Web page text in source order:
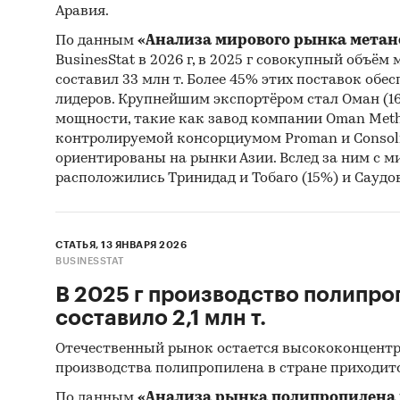
Россия,
При
Аравия.
По данным «Анализа мирового рынка
BusinesStat в 2026 г, в 2025 г совокупный объём
составил 33 млн т. Более 45% этих поставок
лидеров. Крупнейшим экспортёром стал Оман
мощности, такие как завод компании Oman
контролируемой консорциумом Proman и
ориентированы на рынки Азии. Вслед за ним с
расположились Тринидад и Тобаго (15%) и
СТАТЬЯ, 13 ЯНВАРЯ 2026
BUSINESSTAT
В 2025 г производство
составило 2,1 млн т.
Отечественный рынок остается
производства полипропилена в стране